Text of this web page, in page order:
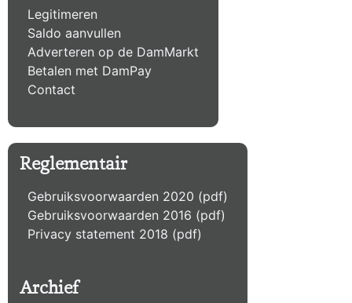
Legitimeren
Saldo aanvullen
Adverteren op de DamMarkt
Betalen met DamPay
Contact
Reglementair
Gebruiksvoorwaarden 2020 (pdf)
Gebruiksvoorwaarden 2016 (pdf)
Privacy statement 2018 (pdf)
Archief